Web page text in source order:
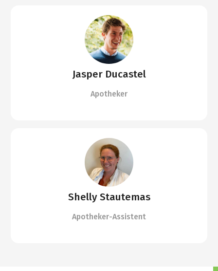
Jasper Ducastel
Apotheker
Shelly Stautemas
Apotheker-Assistent